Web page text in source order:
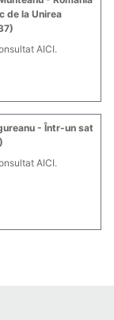
de la Unirea
AICI.
- Într-un sat
AICI.